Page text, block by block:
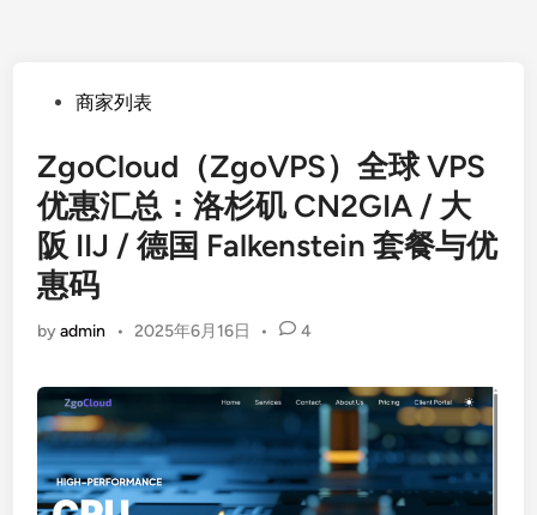
Posted商家列表
ZgoCloud（ZgoVPS）全球 VPS
优惠汇总：洛杉矶 CN2GIA / 大
阪 IIJ / 德国 Falkenstein 套餐与优
惠码
byadmin • 2025年6月16日 • 4